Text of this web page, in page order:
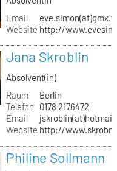
Email
eve.simon(at)gmx.fr
Website http://
Jana Skroblin
Absolvent(in)
Raum
Berlin
Telefon
0178 2176472
Email
Website http://
Philine Sollmann